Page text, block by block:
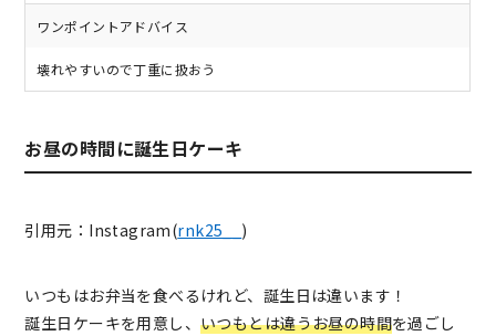
ワンポイントアドバイス
壊れやすいので丁重に扱おう
お昼の時間に誕生日ケーキ
引用元：Instagram(rnk25__ )
いつもはお弁当を食べるけれど、誕生日は違います！
誕生日ケーキを用意し、いつもとは違うお昼の時間を過ごし